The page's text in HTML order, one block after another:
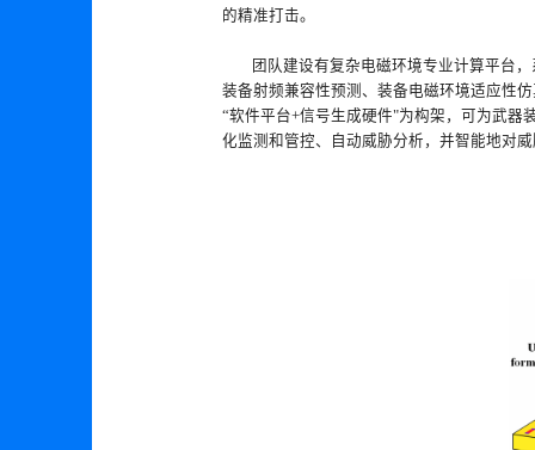
的精准打击。
团队建设有复杂电磁环境专业计算平台
装备射频兼容性预测、装备电磁环境适应性
“软件平台+信号生成硬件"为构架，可为武器
化监测和管控、自动威胁分析，并智能地对